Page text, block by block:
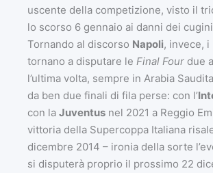
uscente della competizione, visto il
lo scorso 6 gennaio ai danni dei cugini
Tornando al discorso Napoli, invece,
tornano a disputare le Final Four due
l’ultima volta, sempre in Arabia
da ben due finali di fila perse: con l’
con la Juventus nel 2021 a Reggio
vittoria della Supercoppa Italiana
dicembre 2014 – ironia della sorte
si disputerà proprio il prossimo 22